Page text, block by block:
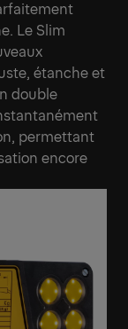
Le Slim
étanche et
double
permettant
encore